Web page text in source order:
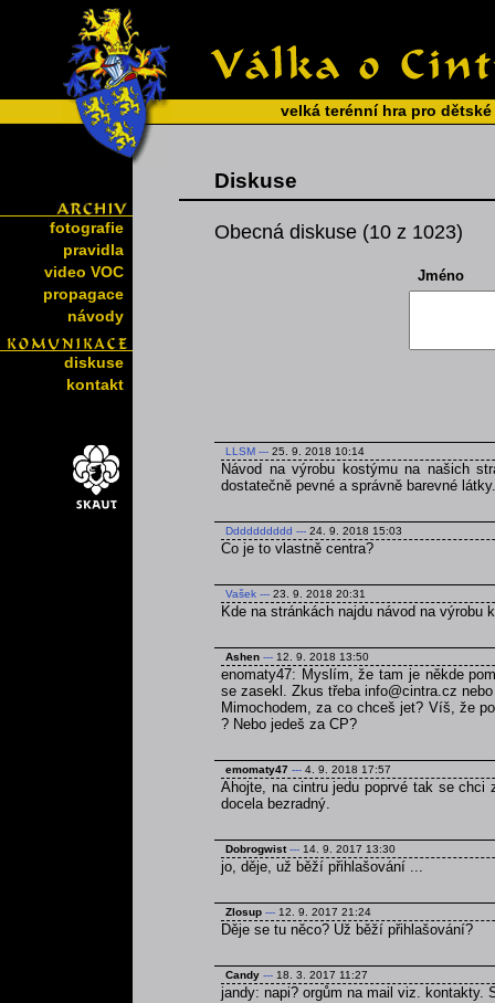
velká terénní hra pro
fotografie
pravidla
video VOC
propagace
návody
diskuse
kontakt
Diskuse
Obecná diskuse (10 z 1023)
Jméno
LLSM --- 25. 9. 2018 10:14
Návod na výrobu kostýmu na našich
dostatečně pevné a správně barevné látky.
Dddddddddd --- 24. 9. 2018 15:03
Co je to vlastně centra?
Vašek --- 23. 9. 2018 20:31
Kde na stránkách najdu návod na výrobu
Ashen --- 12. 9. 2018 13:50
enomaty47: Myslím, že tam je někde
se zasekl. Zkus třeba info@cintra.cz
Mimochodem, za co chceš jet? Víš, že
? Nebo jedeš za CP?
emomaty47 --- 4. 9. 2018 17:57
Ahojte, na cintru jedu poprvé tak se chci
docela bezradný.
Dobrogwist --- 14. 9. 2017 13:30
jo, děje, už běží přihlašování ...
Zlosup --- 12. 9. 2017 21:24
Děje se tu něco? Už běží přihlašování?
Candy --- 18. 3. 2017 11:27
jandy: napi? orgům na mail viz. kontakty.